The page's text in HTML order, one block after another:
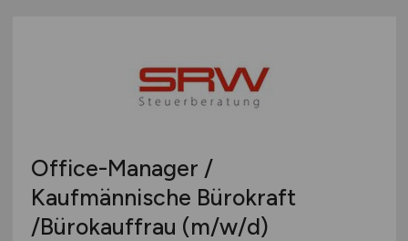
Office-Manager /
Kaufmännische Bürokraft
/Bürokauffrau (m/w/d)